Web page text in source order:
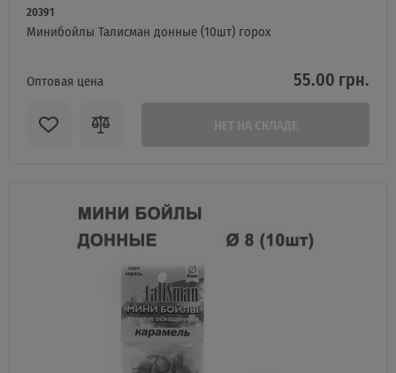
20391
Минибойлы Талисман донные (10шт) горох
Оптовая цена 55.00 грн.